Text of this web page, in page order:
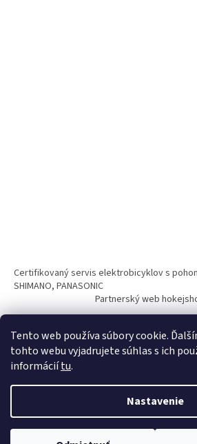
Tento web používa súbory cookie.
tohto webu vyjadrujete súhlas s ich
informáciítu.
Nastavenie
Certifikovaný servis elektrobicyklov s
SHIMANO, PANASONIC
Partnerský web
Vytvoril
Copyright 2026BICYKLE SPAIZ shop.